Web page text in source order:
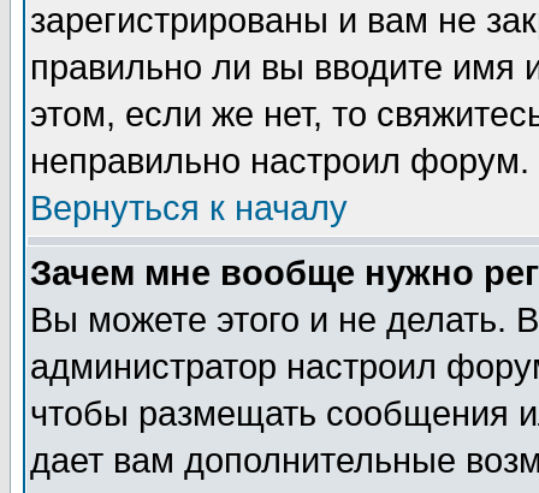
зарегистрированы и вам не
правильно ли вы вводите
этом, если же нет, то
неправильно настроил форум.
Вернуться к началу
Зачем мне вообще нужно
Вы можете этого и не делать.
администратор настроил
чтобы размещать сообщения
дает вам дополнительные